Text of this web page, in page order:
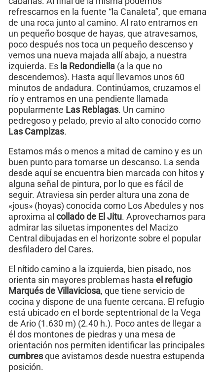
refrescarnos en la fuente “la Canaleta”, que emana
de una roca junto al camino. Al rato entramos en
un pequeño bosque de hayas, que atravesamos,
poco después nos toca un pequeño descenso y
vemos una nueva majada allí abajo, a nuestra
izquierda. Es la Redondiella (a la que no
descendemos). Hasta aquí llevamos unos 60
minutos de andadura. Continúamos, cruzamos el
río y entramos en una pendiente llamada
popularmente Las Reblagas. Un camino
pedregoso y pelado, previo al alto conocido como
Las Campizas.
Estamos más o menos a mitad de camino y es un
buen punto para tomarse un descanso. La senda
desde aquí se encuentra bien marcada con hitos y
alguna señal de pintura, por lo que es fácil de
seguir. Atraviesa sin perder altura una zona de
«jous» (hoyas) conocida como Los Abedules y nos
aproxima al collado de El Jitu. Aprovechamos para
admirar las siluetas imponentes del Macizo
Central dibujadas en el horizonte sobre el popular
desfiladero del Cares.
El nítido camino a la izquierda, bien pisado, nos
orienta sin mayores problemas hasta el refugio
Marqués de Villaviciosa, que tiene servicio de
cocina y dispone de una fuente cercana. El refugio
está ubicado en el borde septentrional de la Vega
de Ario (1.630 m) (2.40 h.). Poco antes de llegar a
él dos montones de piedras y una mesa de
orientación nos permiten identificar las principales
cumbresque avistamos desde nuestra estupenda
posición.